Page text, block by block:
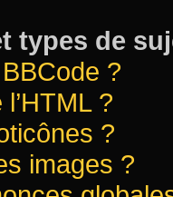
types de
?
?
?
images ?